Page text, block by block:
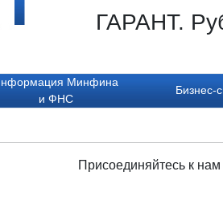
ГАРАНТ.
Минфина
и ФНС
Бизнес-
Присоединяйтесь к нам